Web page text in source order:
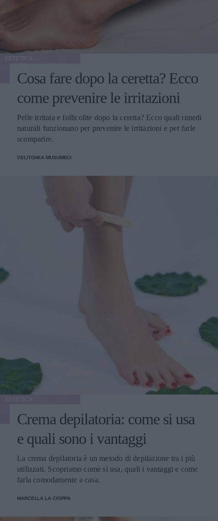
Cosa fare dopo la ceretta? Ecco
come prevenire le irritazioni
Pelle irritata e follicolite dopo la ceretta? Ecco quali rimedi
naturali funzionano per prevenire le irritazioni e per farle
scomparire.
VELITCHKA MUSUMECI
Crema depilatoria: come si usa
e quali sono i vantaggi
La crema depilatoria è un metodo di depilazione tra i più
utilizzati. Scopriamo come si usa, quali i vantaggi e come
farla comodamente a casa.
MARCELLA LA CIOPPA